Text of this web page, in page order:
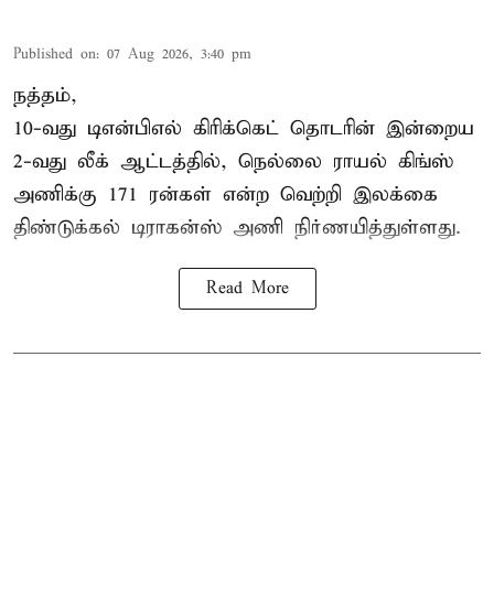
Published on: 07 Aug 2026, 3:40 pm
நத்தம்,
10-வது டிஎன்பிஎல் கிரிக்கெட் தொடரின் இன்றைய
2-வது லீக் ஆட்டத்தில், நெல்லை ராயல் கிங்ஸ்
அணிக்கு 171 ரன்கள் என்ற வெற்றி இலக்கை
திண்டுக்கல் டிராகன்ஸ் அணி நிர்ணயித்துள்ளது.
Read More